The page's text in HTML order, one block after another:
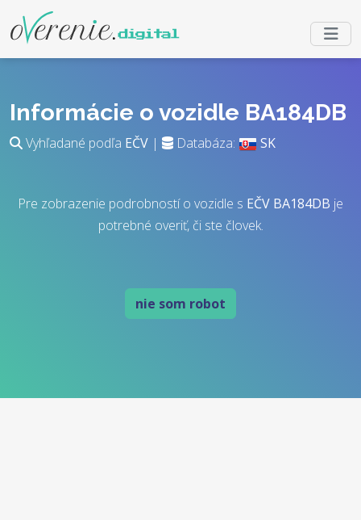
Informácie o vozidle BA184DB
Vyhľadané podľa EČV | Databáza: SK
Pre zobrazenie podrobností o vozidle s EČV BA184DB je
potrebné overiť, či ste človek.
nie som robot